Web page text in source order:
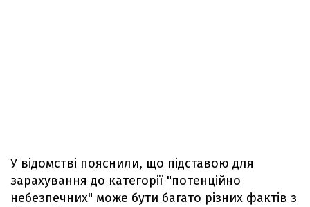
У відомстві пояснили, що підставою для
зарахування до категорії "потенційно
небезпечних" може бути багато різних фактів з